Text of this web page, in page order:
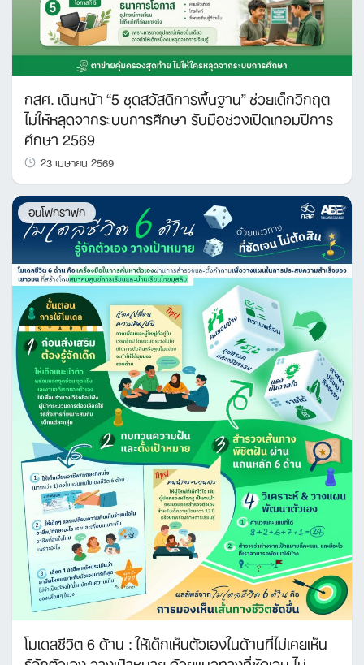
กสศ. เดินหน้า “5 ชุดสวัสดิการพื้นฐาน” ช่วยเด็กวิกฤต
ไม่ให้หลุดจากระบบการศึกษา รับมือช่วงเปิดเทอมปีการ
ศึกษา 2569
23 เมษายน 2569
อินโฟกราฟิก
โมเดลชีวิต 6 ด้าน : ให้เด็กเห็นตัวเองในด้านที่ไม่เคยเห็น